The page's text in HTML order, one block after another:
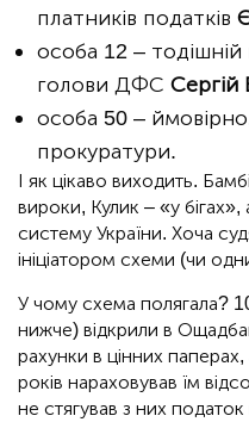
платників податків
особа 12 –
голови ДФС Сергій
особа 50 –
прокуратури.
І як цікаво виходить.
вироки, Кулик – «у
систему України. Хоча
ініціатором схеми (чи
У чому схема полягала?
нижче) відкрили в
рахунки в цінних
років нараховував їм
не стягував з них